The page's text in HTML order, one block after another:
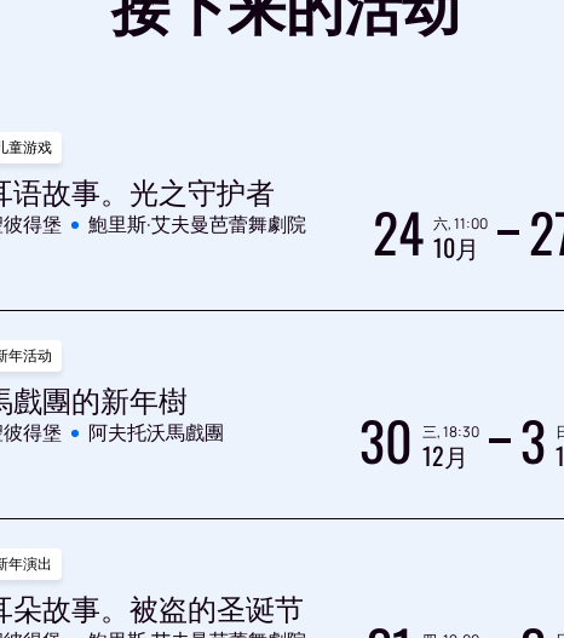
童游戏
语故事。光之守护者
得堡 鮑里斯·艾夫曼芭蕾舞劇院 24 六, 11:00
10月
年活动
戲團的新年樹
得堡 阿夫托沃馬戲團 30 三, 18:30
12月 3
年演出
朵故事。被盗的圣诞节